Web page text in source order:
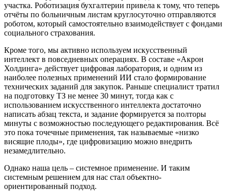
участка. Роботизация бухгалтерии привела к тому, что теперь
отчёты по больничным листам круглосуточно отправляются
роботом, который самостоятельно взаимодействует с фондами
социального страхования.
Кроме того, мы активно используем искусственный
интеллект в повседневных операциях. В составе «Акрон
Холдинга» действует цифровая лаборатория, и одним из
наиболее полезных применений ИИ стало формирование
технических заданий для закупок. Раньше специалист тратил
на подготовку ТЗ не менее 30 минут, тогда как с
использованием искусственного интеллекта достаточно
написать абзац текста, и задание формируется за полторы
минуты с возможностью последующего редактирования. Всё
это пока точечные применения, так называемые «низко
висящие плоды», где цифровизацию можно внедрить
незамедлительно.
Однако наша цель – системное применение. И таким
системным решением для нас стал объектно-
ориентированный подход.